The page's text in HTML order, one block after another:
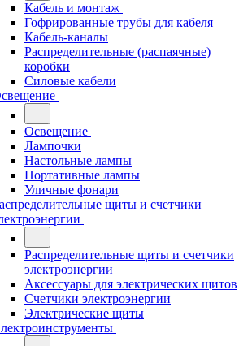
Кабель и монтаж
Гофрированные трубы для кабеля
Кабель-каналы
Распределительные (распаячные)
коробки
Силовые кабели
Освещение
Лампочки
Настольные лампы
Портативные лампы
Уличные фонари
щиты и счетчики
Распределительные щиты и счетчики
электроэнергии
Аксессуары для электрических щитов
Счетчики электроэнергии
Электрические щиты